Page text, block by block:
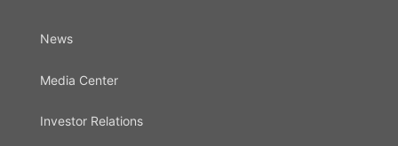
News
Media Center
Investor Relations